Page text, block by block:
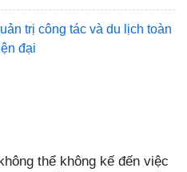
trị công tác và du lịch toàn
đại
thể không kế đến việc